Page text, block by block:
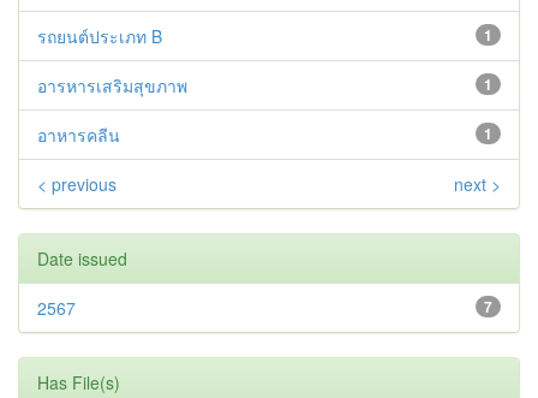
1
รถยนต์ประเภท B
1
อารหารเสริมสุขภาพ
1
อาหารคลีน
< previous next >
Date issued
7
2567
Has File(s)